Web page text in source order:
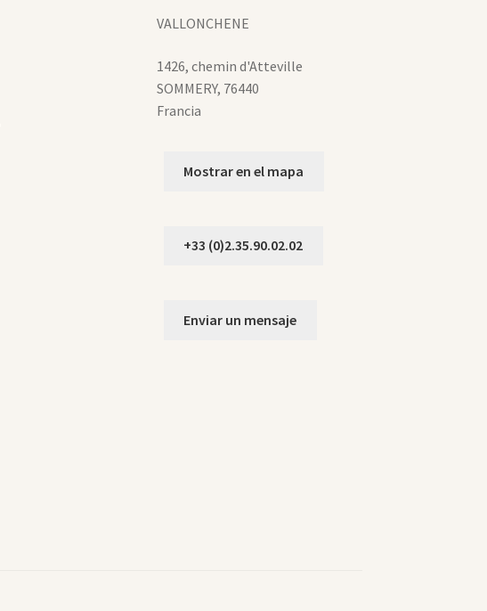
VALLONCHENE
1426, chemin d'Atteville
SOMMERY, 76440
Francia
Mostrar en el mapa
+33 (0)2.35.90.02.02
Enviar un mensaje